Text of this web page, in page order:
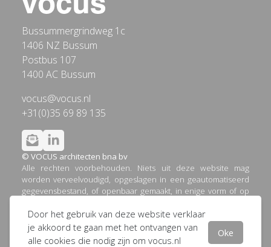
Door het gebruik van deze website verklaar
je akkoord te gaan met het ontvangen van
alle cookies die nodig zijn om vocus.nl
Oke
Bussummergrindweg 1c
1406 NZ Bussum
Postbus 107
1400 AC Bussum
vocus@vocus.nl
+31(0)35 69 89 135
© VOCUS architecten bna bv
Alle rechten voorbehouden. Niets uit deze website mag
worden verveelvoudigd, opgeslagen in een geautomatiseerd
gegevensbestand, of openbaar gemaakt, in enige vorm of op
kopieën, of op welke andere manier dan ook, zonder
voorafgaande schriftelijke toestemming van VOCUS
architecten bna bv.